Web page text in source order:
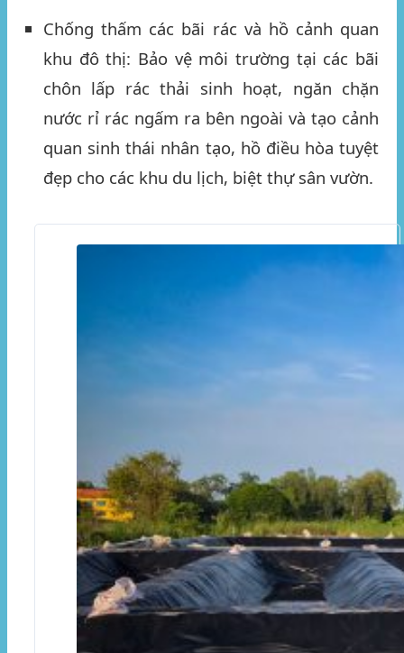
Chống thấm các bãi rác và hồ cảnh quan
khu đô thị: Bảo vệ môi trường tại các bãi
chôn lấp rác thải sinh hoạt, ngăn chặn
nước rỉ rác ngấm ra bên ngoài và tạo cảnh
quan sinh thái nhân tạo, hồ điều hòa tuyệt
đẹp cho các khu du lịch, biệt thự sân vườn.